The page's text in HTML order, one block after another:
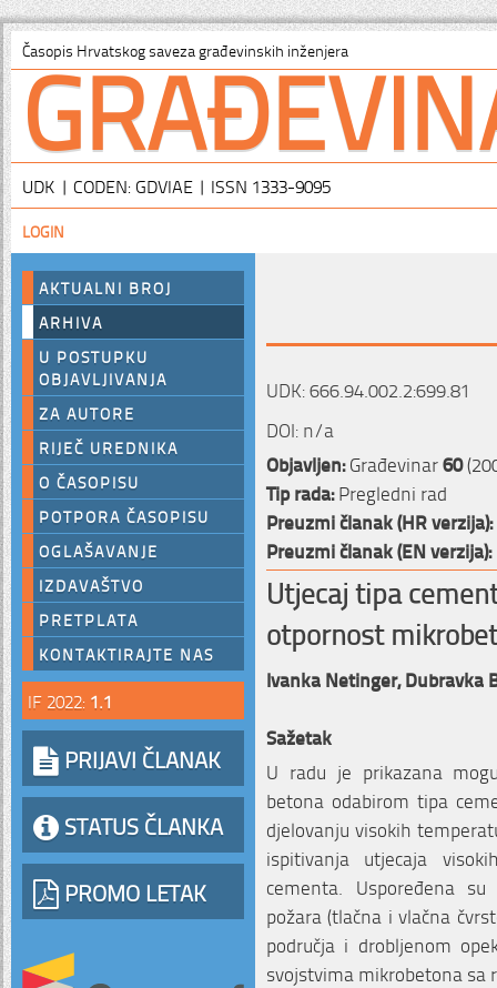
Časopis Hrvatskog saveza građevinskih inženjera
UDK | CODEN: GDVIAE | ISSN 1333-9095
LOGIN
AKTUALNI BROJ
ARHIVA
U POSTUPKU
OBJAVLJIVANJA
ZA AUTORE
RIJEČ UREDNIKA
O ČASOPISU
POTPORA ČASOPISU
OGLAŠAVANJE
IZDAVAŠTVO
PRETPLATA
KONTAKTIRAJTE NAS
IF 2022: 1.1
PRIJAVI ČLANAK
STATUS ČLANKA
PROMO LETAK
UDK: 666.94.002.2:699.81
DOI: n/a
Objavljen:Građevinar60
Tip rada:Pregledni rad
Preuzmi članak (HR verzija):
Preuzmi članak (EN verzija):
Utjecaj tipa
otpornost
Ivanka Netinger,Dubravka
Sažetak
U radu je prikazana
betona odabirom tipa
djelovanju visokih
ispitivanja utjecaja
cementa. Uspoređena
požara (tlačna i vlačna
područja i drobljenom
svojstvima mikrobetona sa